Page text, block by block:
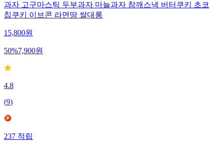
과자 고구마스틱 두부과자 마늘과자 참깨스낵 버터쿠키 초코
칩쿠키 이브콘 라면땅 쌀대롱
15,800원
50%7,900원
4.8
(9)
237 적립